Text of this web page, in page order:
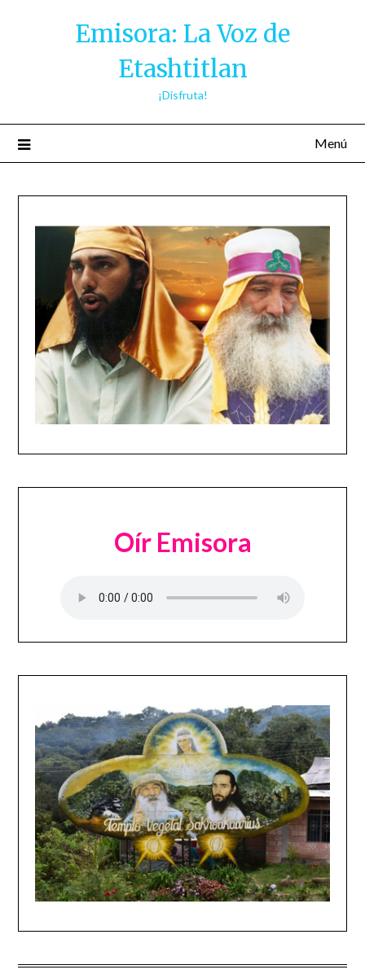
Emisora: La Voz de
Etashtitlan
¡Disfruta!
Menú
Oír Emisora